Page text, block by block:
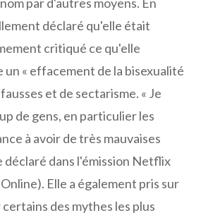
déclaré qu'elle était
critiqué ce qu'elle
un « effacement de la bisexualité
et de sectarisme. « Je
de gens, en particulier les
à avoir de très mauvaises
déclaré dans l'émission Netflix
Online). Elle a également pris sur
des mythes les plus